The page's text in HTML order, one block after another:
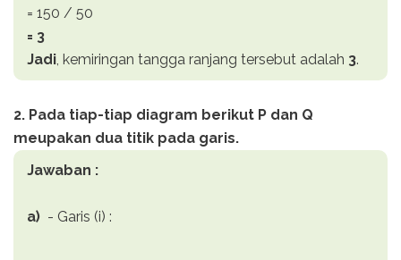
= 150 / 50
= 3
Jadi, kemiringan tangga ranjang tersebut adalah 3.
2. Pada tiap-tiap diagram berikut P dan Q
meupakan dua titik pada garis.
Jawaban :
a) - Garis (i) :